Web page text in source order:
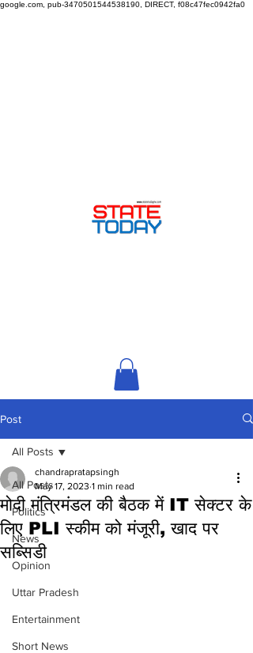
google.com, pub-3470501544538190, DIRECT, f08c47fec0942fa0
Post
All Posts
Politics
News
Opinion
Uttar Pradesh
Entertainment
Short News
All Posts
मोदी मंत्रिमंडल की बैठक में IT सेक्टर के
लिए PLI स्कीम को मंजूरी, खाद पर
सब्सिडी
chandrapratapsingh
May 17, 2023 1 min read